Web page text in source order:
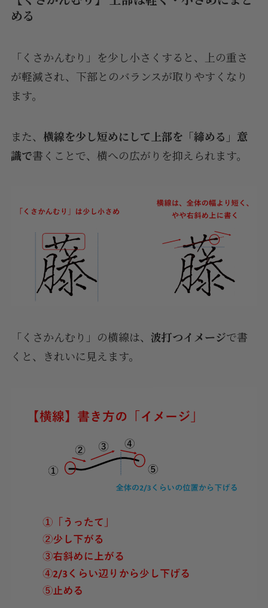
める
「くさかんむり」を少し小さくすると、上の重さ
が軽減され、下部とのバランスが取りやすくなり
ます。
また、 横線を少し短めにして上部を「締める」意
識で書くことで、横への広がりを抑えられます。
「くさかんむり」の横線は、 波打つイメージで書
くと、きれいに見えます。